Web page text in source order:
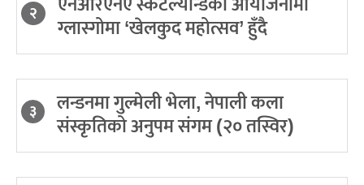
२ ग्लास्गोमा ‘खेलकुद महोत्सव’ हुँदै
३ लन्डनमा गुल्मेली भेला, नेपाली कला
संस्कृतिको अनुपम संगम (२० तस्विर)